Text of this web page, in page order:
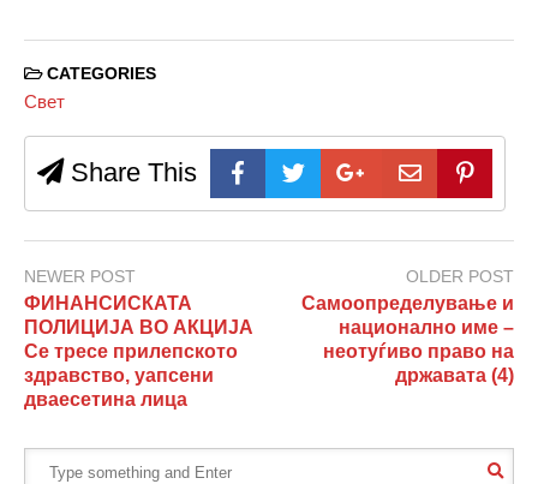
CATEGORIES
Свет
Share This
NEWER POST
ФИНАНСИСКАТА
ПОЛИЦИЈА ВО АКЦИЈА
Се тресе прилепското
здравство, уапсени
дваесетина лица
OLDER POST
Самоопределување и
национално име –
неотуѓиво право на
државата (4)